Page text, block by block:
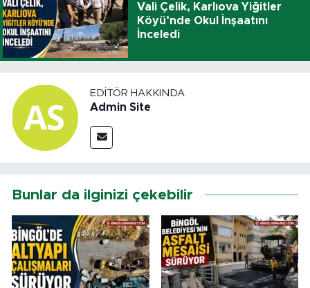
Vali Çelik, Karlıova Yiğitler
Köyü’nde Okul İnşaatını
İnceledi
EDITÖR HAKKINDA
Admin Site
Bunlar da ilginizi çekebilir